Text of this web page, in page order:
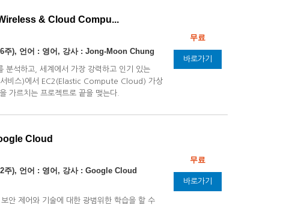
& Cloud Compu...
주), 언어 : 영어, 강사 : Jong-Moon Chung
분석하고, 세계에서 가장 강력하고 인기 있는
서비스)에서 EC2(Elastic Compute Cloud) 가상
가르치는 프로젝트로 끝을 맺는다.
무료
바로가기
Cloud
주), 언어 : 영어, 강사 : Google Cloud
안 제어와 기술에 대한 광범위한 학습을 할 수
무료
바로가기